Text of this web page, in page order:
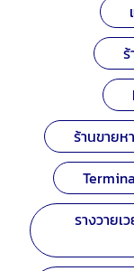
ร้านขาย
รางวายเ